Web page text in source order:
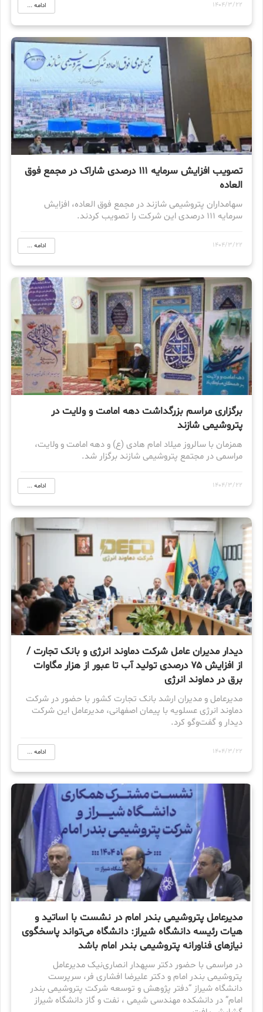
1404/3/22 ادامه ...
تصویب افزایش سرمایه ۱۱۱ درصدی شاراک در مجمع فوق
العاده
سهامداران پتروشیمی شازند در مجمع فوق العاده، افزایش
سرمایه ۱۱۱ درصدی این شرکت را تصویب کردند.
1404/3/22 ادامه ...
برگزاری مراسم بزرگداشت دهه امامت و ولایت در
پتروشیمی شازند
همزمان با سالروز میلاد امام هادی (ع) و دهه امامت و ولایت،
مراسمی در مجتمع پتروشیمی شازند برگزار شد.
1404/3/22 ادامه ...
دیدار مدیران عامل شرکت دماوند انرژی و بانک تجارت /
از افزایش ۷۵ درصدی تولید آب تا عبور از هزار مگاوات
برق‌ در دماوند انرژی
مدیرعامل و مدیران ارشد بانک تجارت کشور با حضور در شرکت
دماوند انرژی عسلویه با پیمان اصفهانی، مدیرعامل این شرکت
دیدار و گفت‌وگو کرد.
1404/3/22 ادامه ...
مدیرعامل پتروشیمی بندر امام در نشست با اساتید و
هیات رئیسه دانشگاه شیراز: دانشگاه می‌تواند پاسخگوی
نیازهای فناورانه پتروشیمی بندر امام باشد
در مراسمی با حضور دکتر سپهدار انصاری‌نیک مدیرعامل
پتروشیمی بندر امام و دکتر علیرضا افشاری فر، سرپرست
دانشگاه شیراز “دفتر پژوهش و توسعه شرکت پتروشیمی بندر
امام” در دانشکده مهندسی شیمی ، نفت و گاز دانشگاه شیراز